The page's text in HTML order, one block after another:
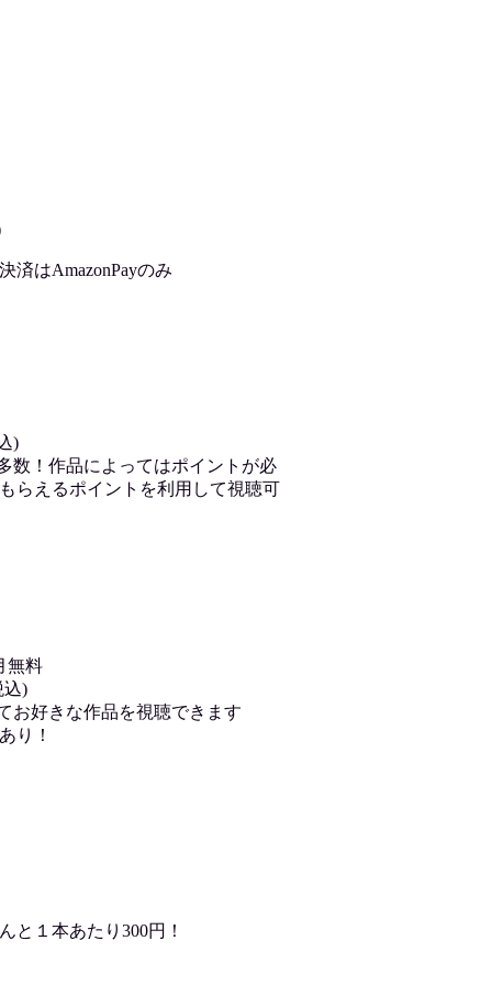
済はAmazonPayのみ
)
！作品によってはポイントが必
らえるポイントを利用して視聴可
無料
込)
お好きな作品を視聴できます
り！
と１本あたり300円！